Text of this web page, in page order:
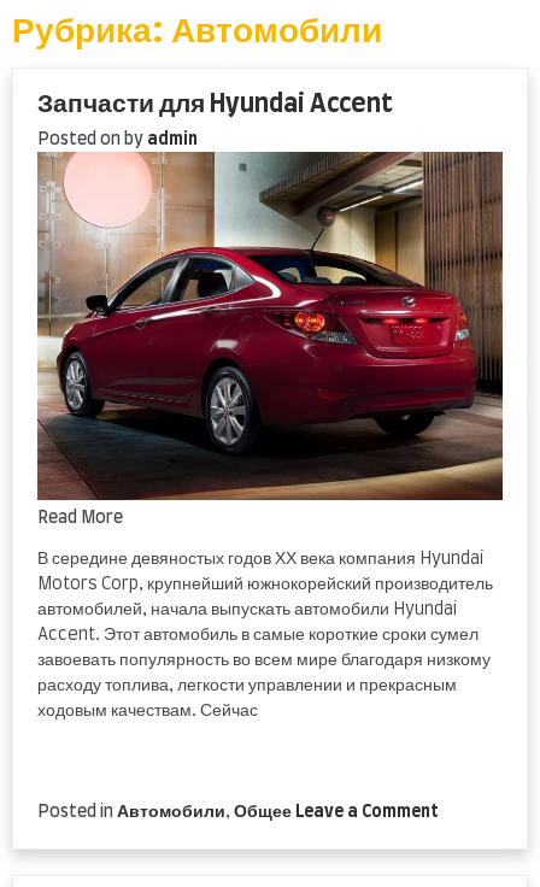
content
Рубрика: Автомобили
Запчасти для Hyundai Accent
Posted on by admin
Read More
В середине девяностых годов ХХ века компания Hyundai
Motors Corp, крупнейший южнокорейский производитель
автомобилей, начала выпускать автомобили Hyundai
Accent. Этот автомобиль в самые короткие сроки сумел
завоевать популярность во всем мире благодаря низкому
расходу топлива, легкости управлении и прекрасным
ходовым качествам. Сейчас
Posted in Автомобили, Общее Leave a Commenton